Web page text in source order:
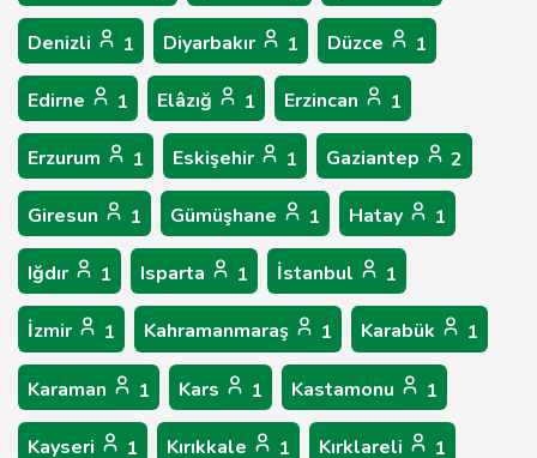
Denizli 1 Diyarbakır 1 Düzce 1
Edirne 1 Elâzığ 1 Erzincan 1
Erzurum 1 Eskişehir 1 Gaziantep 2
Giresun 1 Gümüşhane 1 Hatay 1
Iğdır 1 Isparta 1 İstanbul 1
İzmir 1 Kahramanmaraş 1 Karabük 1
Karaman 1 Kars 1 Kastamonu 1
Kayseri 1 Kırıkkale 1 Kırklareli 1